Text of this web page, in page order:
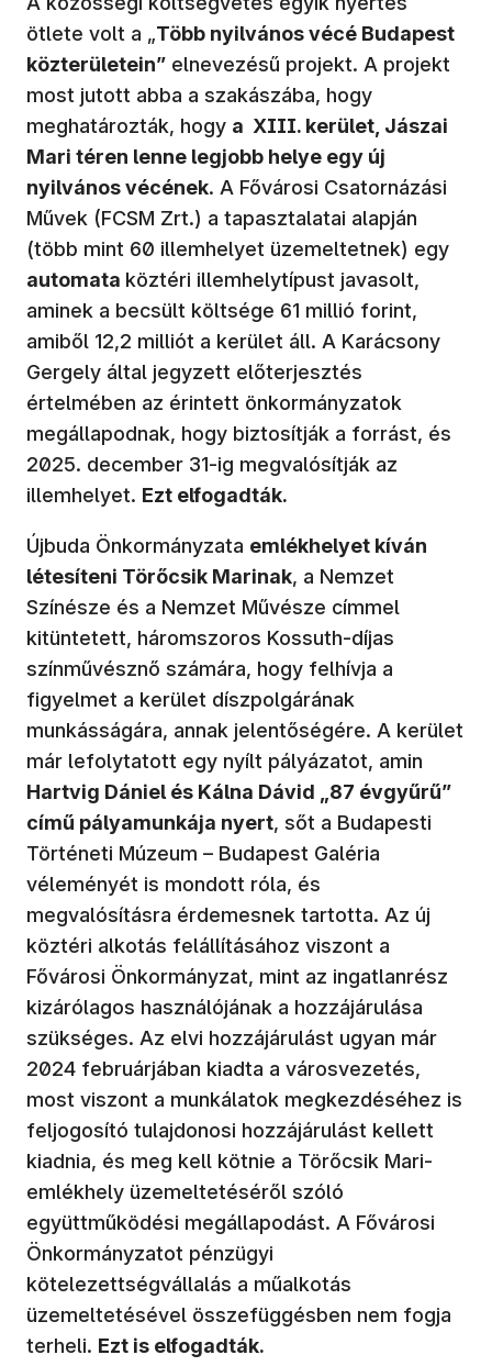
ötlete volt a „Több nyilvános vécé Budapest
közterületein” elnevezésű projekt. A projekt
most jutott abba a szakászába, hogy
meghatározták, hogy a XIII. kerület, Jászai
Mari téren lenne legjobb helye egy új
nyilvános vécének. A Fővárosi Csatornázási
Művek (FCSM Zrt.) a tapasztalatai alapján
(több mint 60 illemhelyet üzemeltetnek) egy
automata köztéri illemhelytípust javasolt,
aminek a becsült költsége 61 millió forint,
amiből 12,2 milliót a kerület áll. A Karácsony
Gergely által jegyzett előterjesztés
értelmében az érintett önkormányzatok
megállapodnak, hogy biztosítják a forrást, és
2025. december 31-ig megvalósítják az
illemhelyet. Ezt elfogadták.
Újbuda Önkormányzata emlékhelyet kíván
létesíteni Törőcsik Marinak, a Nemzet
Színésze és a Nemzet Művésze címmel
kitüntetett, háromszoros Kossuth-díjas
színművésznő számára, hogy felhívja a
figyelmet a kerület díszpolgárának
munkásságára, annak jelentőségére. A kerület
már lefolytatott egy nyílt pályázatot, amin
Hartvig Dániel és Kálna Dávid „87 évgyűrű”
című pályamunkája nyert, sőt a Budapesti
Történeti Múzeum – Budapest Galéria
véleményét is mondott róla, és
megvalósításra érdemesnek tartotta. Az új
köztéri alkotás felállításához viszont a
Fővárosi Önkormányzat, mint az ingatlanrész
kizárólagos használójának a hozzájárulása
szükséges. Az elvi hozzájárulást ugyan már
2024 februárjában kiadta a városvezetés,
most viszont a munkálatok megkezdéséhez is
feljogosító tulajdonosi hozzájárulást kellett
kiadnia, és meg kell kötnie a Törőcsik Mari-
emlékhely üzemeltetéséről szóló
együttműködési megállapodást. A Fővárosi
Önkormányzatot pénzügyi
kötelezettségvállalás a műalkotás
üzemeltetésével összefüggésben nem fogja
terheli. Ezt is elfogadták.